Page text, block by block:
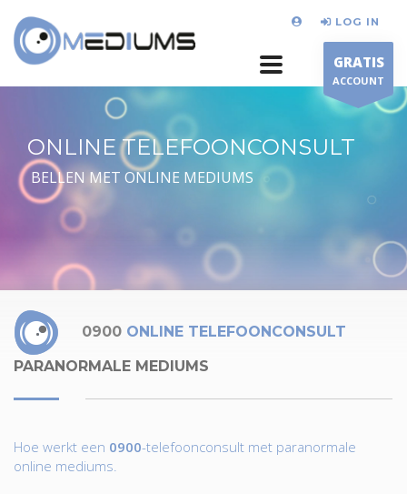
LOG IN
GRATIS
ACCOUNT
ONLINE TELEFOONCONSULT
BELLEN MET ONLINE MEDIUMS
0900 ONLINE TELEFOONCONSULT
PARANORMALE MEDIUMS
Hoe werkt een 0900-telefoonconsult met paranormale
online mediums.